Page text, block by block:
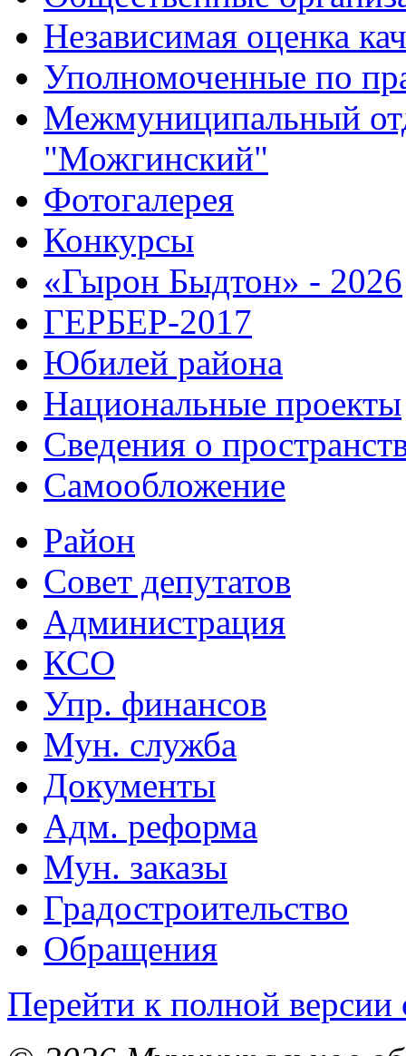
Независимая оценка
Уполномоченные по
Межмуниципальный
"Можгинский"
Фотогалерея
Конкурсы
«Гырон Быдтон» - 2026
ГЕРБЕР-2017
Юбилей района
Национальные проекты
Сведения о
Самообложение
Район
Совет депутатов
Администрация
КСО
Упр. финансов
Мун. служба
Документы
Адм. реформа
Мун. заказы
Градостроительство
Обращения
Перейти к полной версии